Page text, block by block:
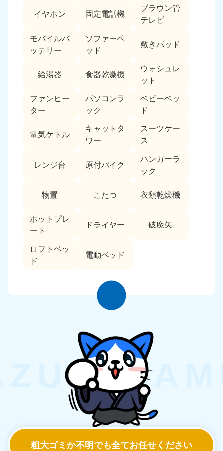
イヤホン 固定電話機
ブラウン管
テレビ
モバイルバ
ッテリー
ソファーベ
ッド
敷きパッド
給湯器 食器乾燥機
ウォシュレ
ット
ファンヒー
ター
パソコンラ
ック
ベビーベッ
ド
電気ケトル
キャットタ
ワー
スーツケー
ス
レンジ台 原付バイク
ハンガーラ
ック
物置 こたつ 衣類乾燥機
ホットプレ
ート
ドライヤー 破魔矢
ロフトベッ
ド
電動ベッド
粗大ゴミか不明でも全てお任せください